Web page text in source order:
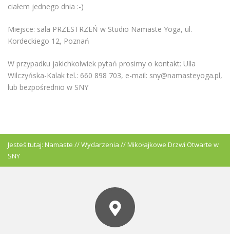
ciałem jednego dnia :-)
Miejsce: sala PRZESTRZEŃ w Studio Namaste Yoga, ul.
Kordeckiego 12, Poznań
W przypadku jakichkolwiek pytań prosimy o kontakt: Ulla
Wilczyńska-Kalak tel.: 660 898 703, e-mail: sny@namasteyoga.pl,
lub bezpośrednio w SNY
Jesteś tutaj: Namaste //Wydarzenia //Mikołajkowe Drzwi Otwarte w
SNY